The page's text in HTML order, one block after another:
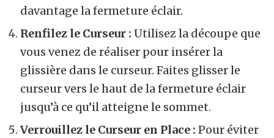
davantage la fermeture éclair.
Renfilez le Curseur : Utilisez la découpe que
vous venez de réaliser pour insérer la
glissière dans le curseur. Faites glisser le
curseur vers le haut de la fermeture éclair
jusqu’à ce qu’il atteigne le sommet.
Verrouillez le Curseur en Place : Pour éviter